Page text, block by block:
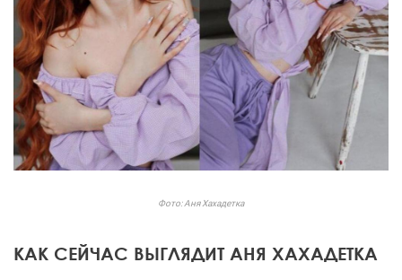
Фото: Аня Хахадетка
КАК СЕЙЧАС ВЫГЛЯДИТ АНЯ ХАХАДЕТКА